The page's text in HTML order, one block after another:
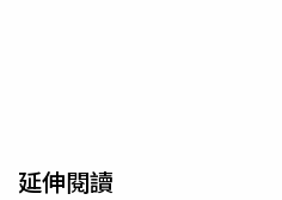
延伸閱讀